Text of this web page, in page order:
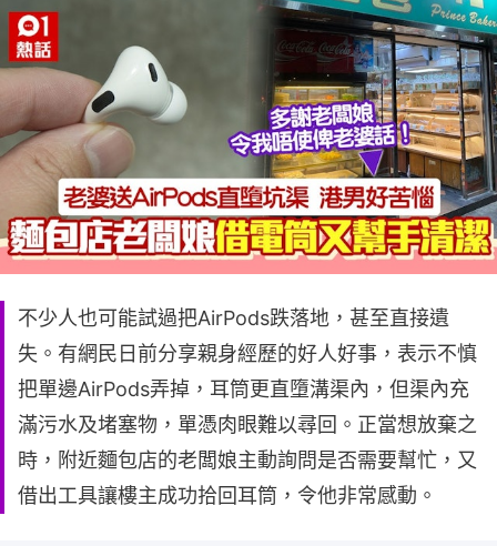
不少人也可能試過把AirPods跌落地，甚至直接遺
失。有網民日前分享親身經歷的好人好事，表示不慎
把單邊AirPods弄掉，耳筒更直墮溝渠內，但渠內充
滿污水及堵塞物，單憑肉眼難以尋回。正當想放棄之
時，附近麵包店的老闆娘主動詢問是否需要幫忙，又
借出工具讓樓主成功拾回耳筒，令他非常感動。